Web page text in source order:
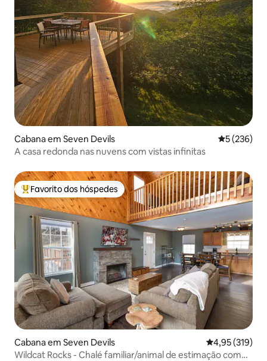
Cabana em Seven Devils
5 (236)
A casa redonda nas nuvens com vistas infinitas
Favoritos dos hóspedes mais apreciados
Favorito dos hóspedes
Cabana em Seven Devils Classificação
4,95 (319)
Wildcat Rocks - Chalé familiar/animal de estimação com